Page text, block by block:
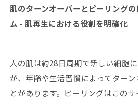
肌のターンオーバーとピーリング
ム - 肌再生における役割を明確化
人の肌は約28日周期で新しい細胞
が、年齢や生活習慣によってター
とがあります。ピーリングはこの